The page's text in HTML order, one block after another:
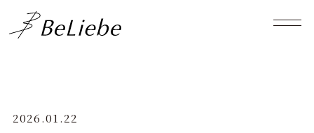
2026.01.22